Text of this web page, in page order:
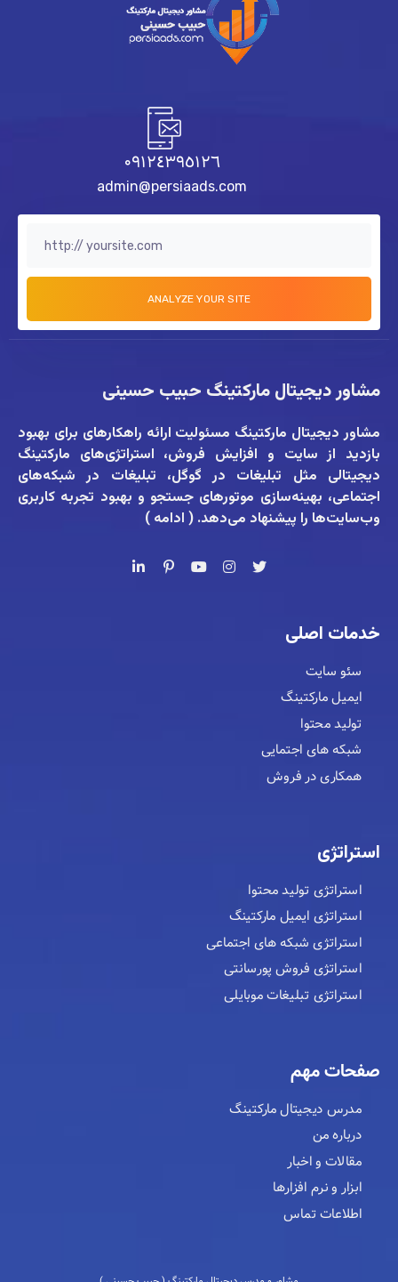
٠٩١٢٤٣٩٥١٢٦
admin@persiaads.com
مشاور دیجیتال مارکتینگ حبیب حسینی
مشاور دیجیتال مارکتینگ مسئولیت ارائه راهکارهای برای بهبود
بازدید از سایت و افزایش فروش، استراتژی‌های مارکتینگ
دیجیتالی مثل تبلیغات در گوگل، تبلیغات در شبکه‌های
اجتماعی، بهینه‌سازی موتورهای جستجو و بهبود تجربه کاربری
وب‌سایت‌ها را پیشنهاد می‌دهد. ( ادامه )
خدمات اصلی
سئو سایت
ایمیل مارکتینگ
تولید محتوا
شبکه های اجتمایی
همکاری در فروش
استراتژی
استراتژی تولید محتوا
استراتژی ایمیل مارکتینگ
استراتژی شبکه های اجتماعی
استراتژی فروش پورسانتی
استراتژی تبلیغات موبایلی
صفحات مهم
مدرس دیجیتال مارکتینگ
درباره من
مقالات و اخبار
ابزار و نرم افزارها
اطلاعات تماس